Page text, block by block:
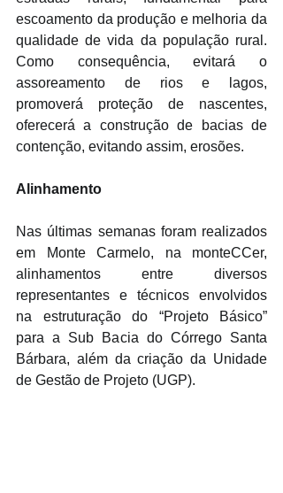
escoamento da produção e melhoria da
qualidade de vida da população rural.
Como consequência, evitará o
assoreamento de rios e lagos,
promoverá proteção de nascentes,
oferecerá a construção de bacias de
contenção, evitando assim, erosões.
Alinhamento
Nas últimas semanas foram realizados
em Monte Carmelo, na monteCCer,
alinhamentos entre diversos
representantes e técnicos envolvidos
na estruturação do “Projeto Básico”
para a Sub Bacia do Córrego Santa
Bárbara, além da criação da Unidade
de Gestão de Projeto (UGP).